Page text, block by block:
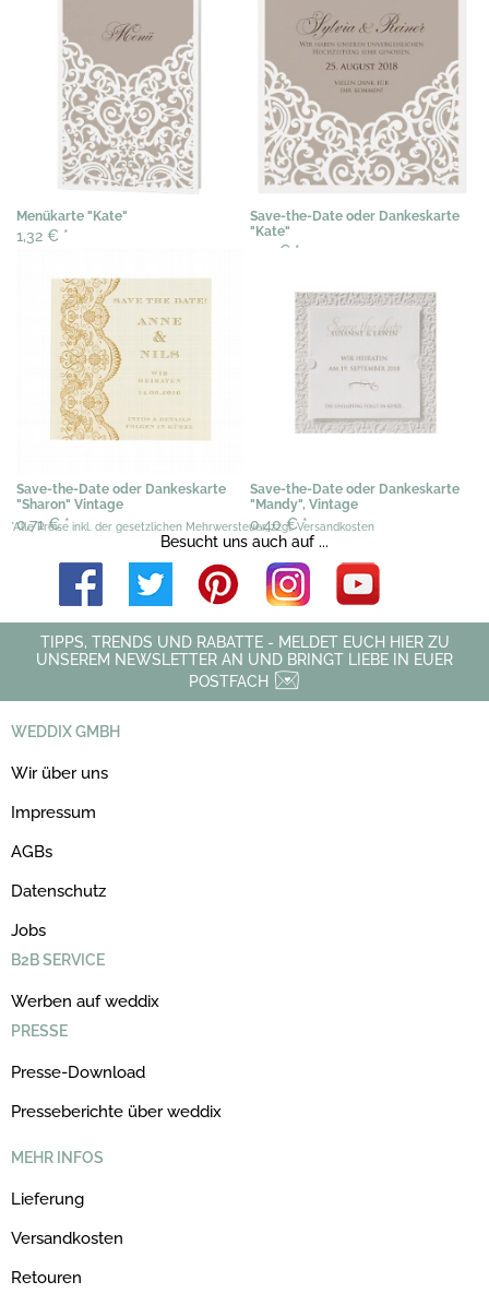
Menükarte "Kate"
1,32 € *
Save-the-Date oder Dankeskarte
"Kate"
1,12 € *
Save-the-Date oder Dankeskarte
"Sharon" Vintage
0,71 €*
Save-the-Date oder Dankeskarte
"Mandy", Vintage
0,40 €*
*Alle Preise inkl. der gesetzlichen Mehrwersteuer, zzgl. Versandkosten
Besucht uns auch auf ...
TIPPS, TRENDS UND RABATTE - MELDET EUCH HIER ZU
UNSEREM NEWSLETTER AN UND BRINGT LIEBE IN EUER
POSTFACH
WEDDIX GMBH
Wir über uns
Impressum
AGBs
Datenschutz
Jobs
B2B SERVICE
Werben auf weddix
PRESSE
Presse-Download
Presseberichte über weddix
MEHR INFOS
Lieferung
Versandkosten
Retouren